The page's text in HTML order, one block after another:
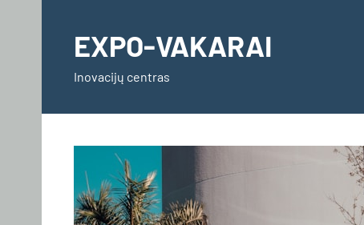
contentEXPO-VAKARAI
Inovacijų centras